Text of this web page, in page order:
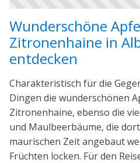
Wunderschöne
Zitronenhaine in
entdecken
Charakteristisch für die
Dingen die wunderschönen
Zitronenhaine, ebenso die
und Maulbeerbäume, die
maurischen Zeit angebaut
Früchten locken. Für den